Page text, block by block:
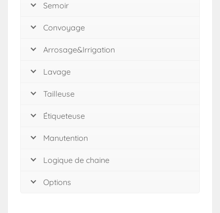
Semoir
Convoyage
Arrosage&Irrigation
Lavage
Tailleuse
Étiqueteuse
Manutention
Logique de chaine
Options